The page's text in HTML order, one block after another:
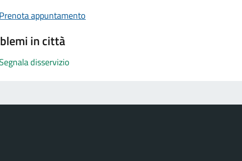
Prenota appuntamento
in città
Segnala disservizio